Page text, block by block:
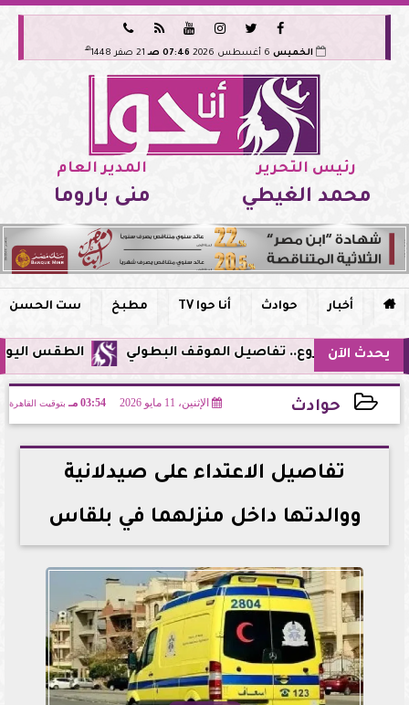






الخميس 07:46 صـ 21 صفر 1448 هـ
رئيس التحرير
محمد الغيطي
المدير العام
منى باروما
 أخبار حوادث أنا حوا TV مطبخ ست الحسن
يحدث الآن الطقس اليوم في مصر..
حوادث الإثنين، 11 مايو 2026 03:54 مـ بتوقيت القاهرة
2026-05-11 15:54:48
تفاصيل الاعتداء على صيدلانية
ووالدتها داخل منزلهما في بلقاس